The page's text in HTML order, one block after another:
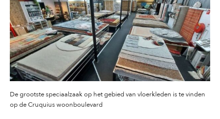
De grootste speciaalzaak op het gebied van vloerkleden is te vinden
op de Cruquius woonboulevard